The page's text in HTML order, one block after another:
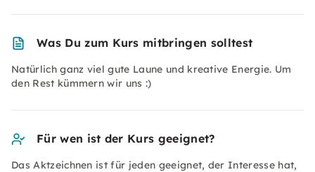
Was Du zum Kurs mitbringen solltest
Natürlich ganz viel gute Laune und kreative Energie. Um
den Rest kümmern wir uns :)
Für wen ist der Kurs geeignet?
Das Aktzeichnen ist für jeden geeignet, der Interesse hat,